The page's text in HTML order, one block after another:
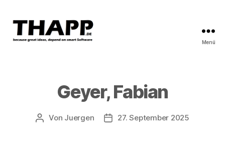
Menü
Geyer, Fabian
Beitragsautor
Von Juergen Beitragsdatum
27. September 2025